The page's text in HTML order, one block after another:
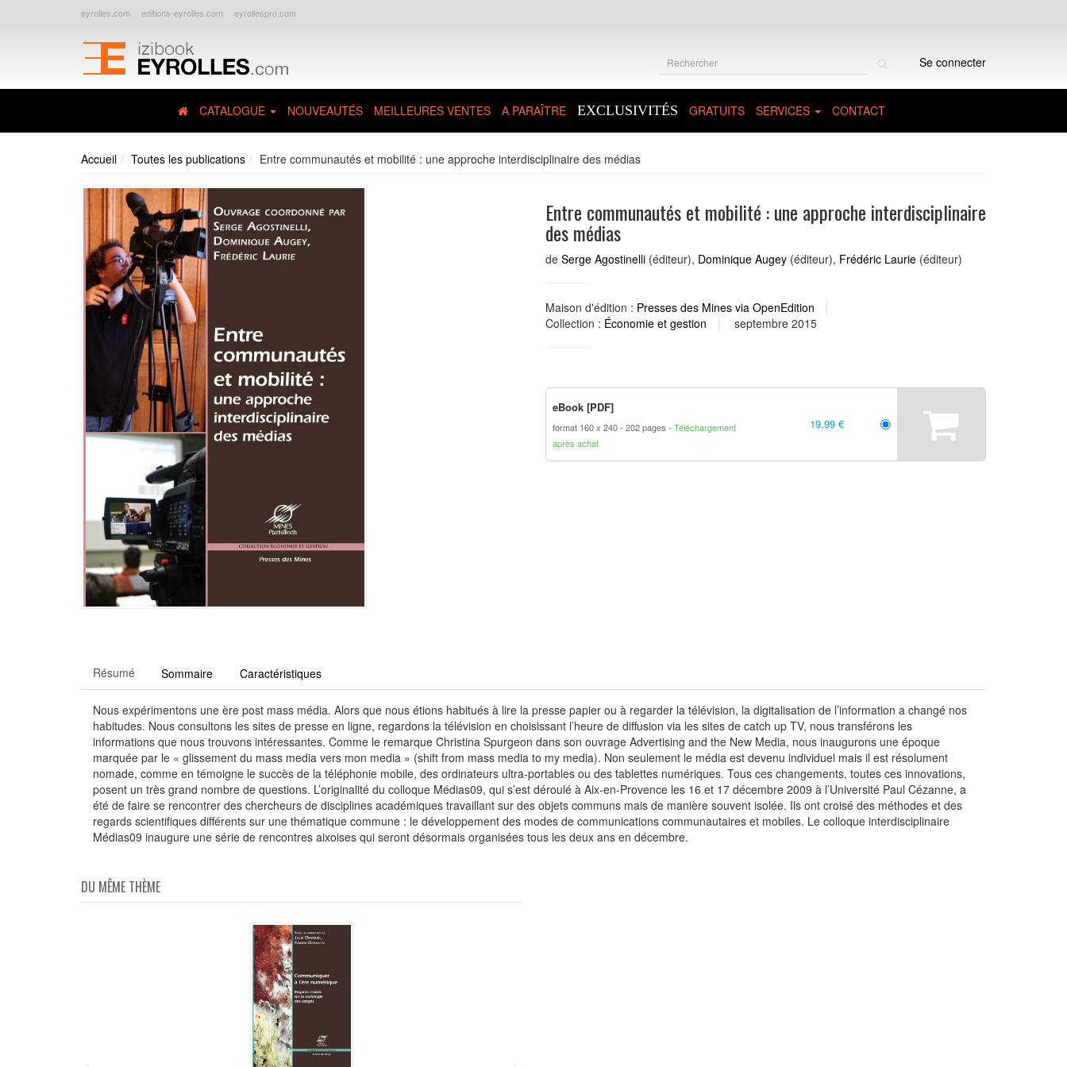
eyrolles.com editions-eyrolles.com eyrollespro.com
Se connecter
CATALOGUE NOUVEAUTÉS MEILLEURES VENTES A PARAÎTRE EXCLUSIVITÉS GRATUITS SERVICES CONTACT
Accueil Toutes les publications Entre communautés et mobilité : une approche interdisciplinaire des médias
Entre communautés et mobilité : une approche interdisciplinaire
des médias
de Serge Agostinelli (éditeur), Dominique Augey (éditeur), Frédéric Laurie (éditeur)
Maison d'édition : Presses des Mines via OpenEdition
Collection : Économie et gestion septembre 2015
eBook [PDF]
format 160 x 240 202 pages
Téléchargement
après achat
19,99 €
Résumé Sommaire Caractéristiques
Nous expérimentons une ère post mass média. Alors que nous étions habitués à lire la presse papier ou à regarder la télévision, la digitalisation de l’information a changé nos
habitudes. Nous consultons les sites de presse en ligne, regardons la télévision en choisissant l’heure de diffusion via les sites de catch up TV, nous transférons les
informations que nous trouvons intéressantes. Comme le remarque Christina Spurgeon dans son ouvrage Advertising and the New Media, nous inaugurons une époque
marquée par le « glissement du mass media vers mon media » (shift from mass media to my media). Non seulement le média est devenu individuel mais il est résolument
nomade, comme en témoigne le succès de la téléphonie mobile, des ordinateurs ultra-portables ou des tablettes numériques. Tous ces changements, toutes ces innovations,
posent un très grand nombre de questions. L’originalité du colloque Médias09, qui s’est déroulé à Aix-en-Provence les 16 et 17 décembre 2009 à l’Université Paul Cézanne, a
été de faire se rencontrer des chercheurs de disciplines académiques travaillant sur des objets communs mais de manière souvent isolée. Ils ont croisé des méthodes et des
regards scientifiques différents sur une thématique commune : le développement des modes de communications communautaires et mobiles. Le colloque interdisciplinaire
Médias09 inaugure une série de rencontres aixoises qui seront désormais organisées tous les deux ans en décembre.
DU MÊME THÈME